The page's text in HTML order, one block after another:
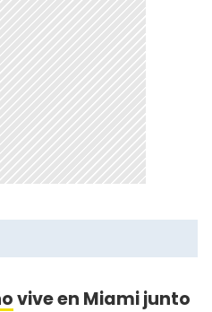
vive en Miami junto